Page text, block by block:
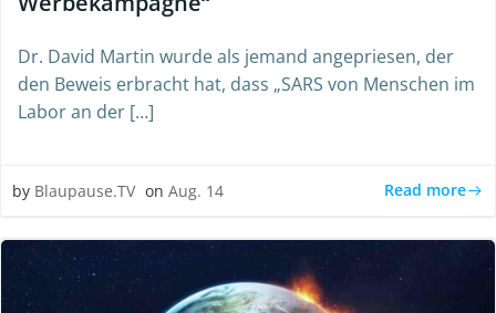
Dr. David Martin wurde als jemand angepriesen, der
den Beweis erbracht hat, dass „SARS von Menschen im
Labor an der […]
by Blaupause.TV on Aug. 14 Read more